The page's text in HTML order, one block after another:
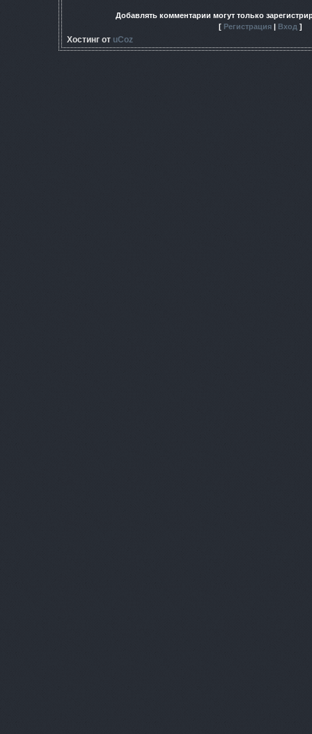
Добавлять комментарии могут только
[ Регистрация | Вход ]
Хостинг от uCoz